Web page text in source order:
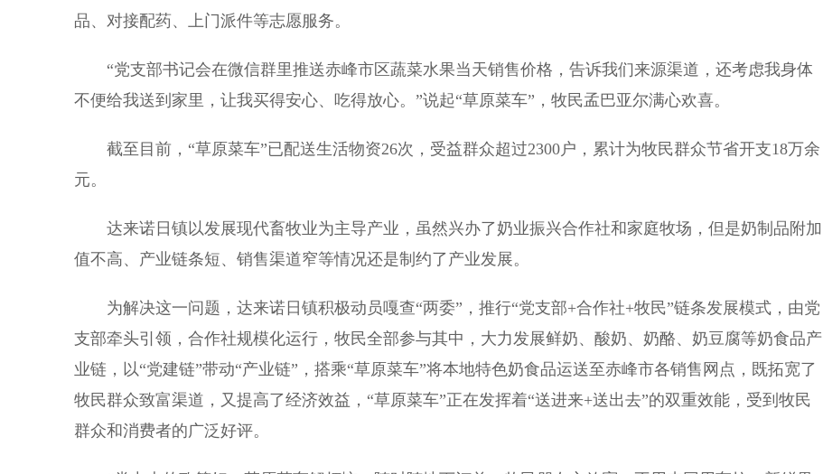
品、对接配药、上门派件等志愿服务。
“党支部书记会在微信群里推送赤峰市区蔬菜水果当天销售价格，告诉我们来源渠道，还考虑我身体
不便给我送到家里，让我买得安心、吃得放心。”说起“草原菜车”，牧民孟巴亚尔满心欢喜。
截至目前，“草原菜车”已配送生活物资26次，受益群众超过2300户，累计为牧民群众节省开支18万余
元。
达来诺日镇以发展现代畜牧业为主导产业，虽然兴办了奶业振兴合作社和家庭牧场，但是奶制品附加
值不高、产业链条短、销售渠道窄等情况还是制约了产业发展。
为解决这一问题，达来诺日镇积极动员嘎查“两委”，推行“党支部+合作社+牧民”链条发展模式，由党
支部牵头引领，合作社规模化运行，牧民全部参与其中，大力发展鲜奶、酸奶、奶酪、奶豆腐等奶食品产
业链，以“党建链”带动“产业链”，搭乘“草原菜车”将本地特色奶食品运送至赤峰市各销售网点，既拓宽了
牧民群众致富渠道，又提高了经济效益，“草原菜车”正在发挥着“送进来+送出去”的双重效能，受到牧民
群众和消费者的广泛好评。